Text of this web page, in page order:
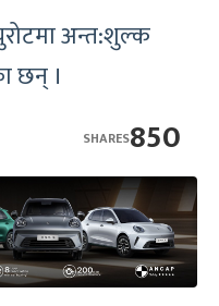
अन्त:शुल्क
छन् ।
850
SHARES